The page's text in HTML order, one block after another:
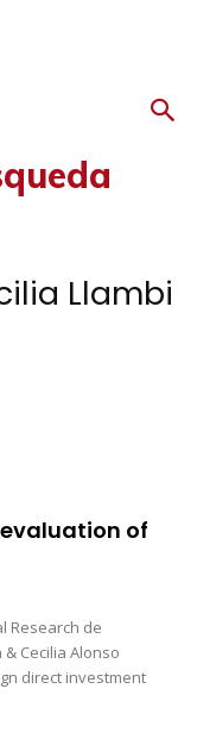
Llambi
of
Research de
Cecilia Alonso
direct investment